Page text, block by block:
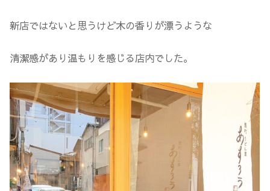
新店ではないと思うけど木の香りが漂うような
清潔感があり温もりを感じる店内でした。